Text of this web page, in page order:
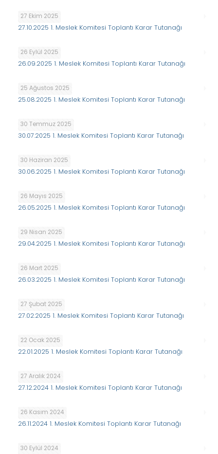
27 Ekim 2025
27.10.2025 1. Meslek Komitesi Toplantı Karar Tutanağı
26 Eylül 2025
26.09.2025 1. Meslek Komitesi Toplantı Karar Tutanağı
25 Ağustos 2025
25.08.2025 1. Meslek Komitesi Toplantı Karar Tutanağı
30 Temmuz 2025
30.07.2025 1. Meslek Komitesi Toplantı Karar Tutanağı
30 Haziran 2025
30.06.2025 1. Meslek Komitesi Toplantı Karar Tutanağı
26 Mayıs 2025
26.05.2025 1. Meslek Komitesi Toplantı Karar Tutanağı
29 Nisan 2025
29.04.2025 1. Meslek Komitesi Toplantı Karar Tutanağı
26 Mart 2025
26.03.2025 1. Meslek Komitesi Toplantı Karar Tutanağı
27 Şubat 2025
27.02.2025 1. Meslek Komitesi Toplantı Karar Tutanağı
22 Ocak 2025
22.01.2025 1. Meslek Komitesi Toplantı Karar Tutanağı
27 Aralık 2024
27.12.2024 1. Meslek Komitesi Toplantı Karar Tutanağı
26 Kasım 2024
26.11.2024 1. Meslek Komitesi Toplantı Karar Tutanağı
30 Eylül 2024